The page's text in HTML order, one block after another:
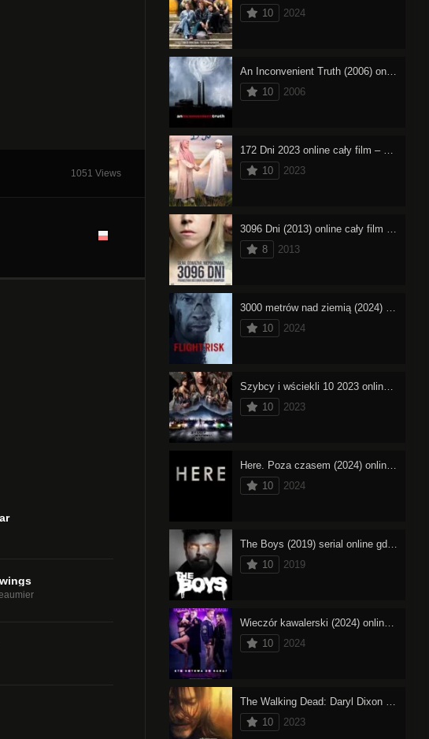
1051 Views
10
2024
An Inconvenient Truth (2006) online cały film – oglądaj
10
2006
172 Dni 2023 online cały film – oglądaj
10
2023
3096 Dni (2013) online cały film – oglądaj
8
2013
3000 metrów nad ziemią (2024) online cały film – oglądaj
10
2024
Szybcy i wściekli 10 2023 online cały film – oglądaj
10
2023
Here. Poza czasem (2024) online cały film – oglądaj
10
2024
The Boys (2019) serial online gdzie obejrzeć
10
2019
Wieczór kawalerski (2024) online cały film – oglądaj
10
2024
The Walking Dead: Daryl Dixon (2023) oglądaj online
10
2023